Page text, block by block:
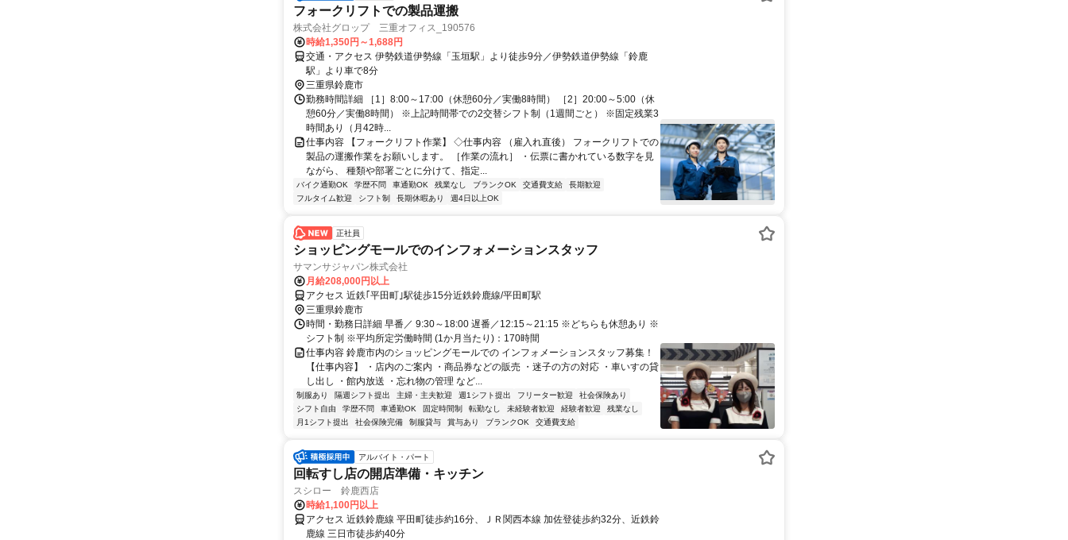
フォークリフトでの製品運搬
株式会社グロップ 三重オフィス_190576
時給1,350円～1,688円
交通・アクセス 伊勢鉄道伊勢線「玉垣駅」より徒歩9分／伊勢鉄道伊勢線「鈴鹿
駅」より車で8分
三重県鈴鹿市
勤務時間詳細 ［1］8:00～17:00（休憩60分／実働8時間） ［2］20:00～5:00（休
憩60分／実働8時間） ※上記時間帯での2交替シフト制（1週間ごと） ※固定残業3
時間あり（月42時...
仕事内容 【フォークリフト作業】 ◇仕事内容 （雇入れ直後） フォークリフトでの
製品の運搬作業をお願いします。 ［作業の流れ］ ・伝票に書かれている数字を見
ながら、 種類や部署ごとに分けて、指定...
バイク通勤OK 学歴不問 車通勤OK 残業なし ブランクOK 交通費支給
長期歓迎
フルタイム歓迎
シフト制 長期休暇あり 週4日以上OK
正社員
ショッピングモールでのインフォメーションスタッフ
サマンサジャパン株式会社
月給208,000円以上
アクセス 近鉄｢平田町｣駅徒歩15分近鉄鈴鹿線/平田町駅
三重県鈴鹿市
時間・勤務日詳細 早番／ 9:30～18:00 遅番／12:15～21:15 ※どちらも休憩あり ※
シフト制 ※平均所定労働時間 (1か月当たり)：170時間
仕事内容 鈴鹿市内のショッピングモールでの インフォメーションスタッフ募集！
【仕事内容】 ・店内のご案内 ・商品券などの販売 ・迷子の方の対応 ・車いすの貸
し出し ・館内放送 ・忘れ物の管理 など...
制服あり 隔週シフト提出 主婦・主夫歓迎 週1シフト提出 フリーター歓迎
社会保険あり
シフト自由
学歴不問 車通勤OK 固定時間制 転勤なし 未経験者歓迎 経験者歓迎
残業なし
月1シフト提出
社会保険完備 制服貸与 賞与あり ブランクOK 交通費支給
アルバイト・パート
回転すし店の開店準備・キッチン
スシロー 鈴鹿西店
時給1,100円以上
アクセス 近鉄鈴鹿線 平田町徒歩約16分、ＪＲ関西本線 加佐登徒歩約32分、近鉄鈴
鹿線 三日市徒歩約40分